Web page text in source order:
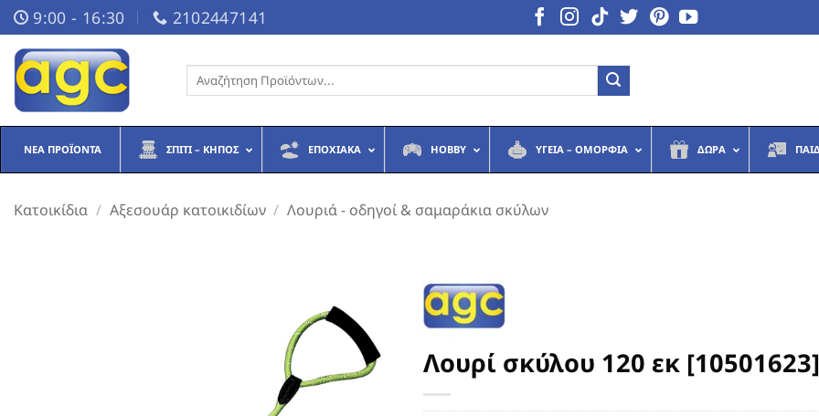
Μετάβαση
στο
περιεχόμενο
9:00 - 16:30 2102447141
Αναζήτηση
ΝΈΑ ΠΡΟΪΌΝΤΑ ΣΠΊΤΙ – ΚΉΠΟΣ ΕΠΟΧΙΑΚΆ HOBBY ΥΓΕΙΆ – ΟΜΟΡΦΙΆ ΔΏΡΑ
Κατοικίδια / Αξεσουάρ κατοικιδίων / Λουριά - οδηγοί & σαμαράκια σκύλων
Λουρί σκύλου 120 εκ [10501623]